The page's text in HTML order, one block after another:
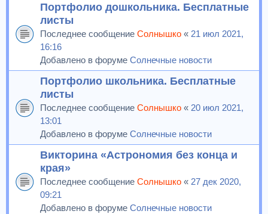
Портфолио дошкольника. Бесплатные
листы
Последнее сообщение Солнышко « 21 июл 2021,
16:16
Добавлено в форуме Солнечные новости
Портфолио школьника. Бесплатные
листы
Последнее сообщение Солнышко « 20 июл 2021,
13:01
Добавлено в форуме Солнечные новости
Викторина «Астрономия без конца и
края»
Последнее сообщение Солнышко « 27 дек 2020,
09:21
Добавлено в форуме Солнечные новости